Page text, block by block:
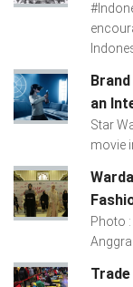
an
Star
movie
Photo